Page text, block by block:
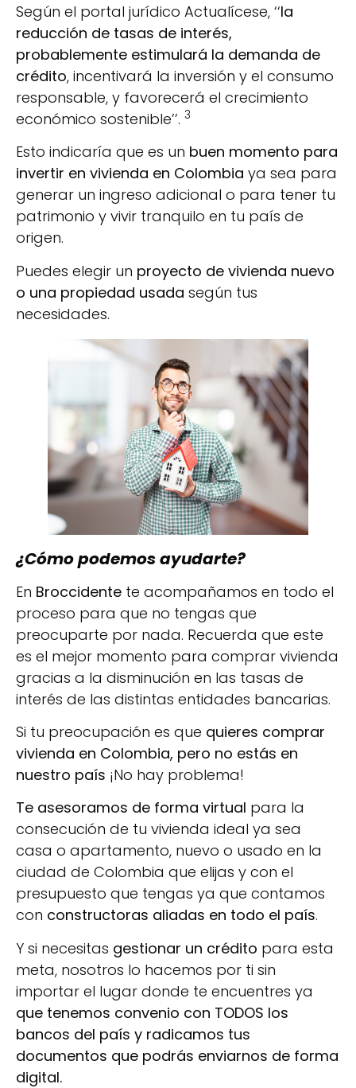
Según el portal jurídico Actualícese, ‘‘la
reducción de tasas de interés,
probablemente estimulará la demanda de
crédito, incentivará la inversión y el consumo
responsable, y favorecerá el crecimiento
económico sostenible’’. 3
Esto indicaría que es un buen momento para
invertir en vivienda en Colombia ya sea para
generar un ingreso adicional o para tener tu
patrimonio y vivir tranquilo en tu país de
origen.
Puedes elegir un proyecto de vivienda nuevo
o una propiedad usada según tus
necesidades.
¿Cómo podemos ayudarte?
En Broccidente te acompañamos en todo el
proceso para que no tengas que
preocuparte por nada. Recuerda que este
es el mejor momento para comprar vivienda
gracias a la disminución en las tasas de
interés de las distintas entidades bancarias.
Si tu preocupación es que quieres comprar
vivienda en Colombia, pero no estás en
nuestro país ¡No hay problema!
Te asesoramos de forma virtual para la
consecución de tu vivienda ideal ya sea
casa o apartamento, nuevo o usado en la
ciudad de Colombia que elijas y con el
presupuesto que tengas ya que contamos
con constructoras aliadas en todo el país.
Y si necesitas gestionar un crédito para esta
meta, nosotros lo hacemos por ti sin
importar el lugar donde te encuentres ya
que tenemos convenio con TODOS los
bancos del país y radicamos tus
documentos que podrás enviarnos de forma
digital.